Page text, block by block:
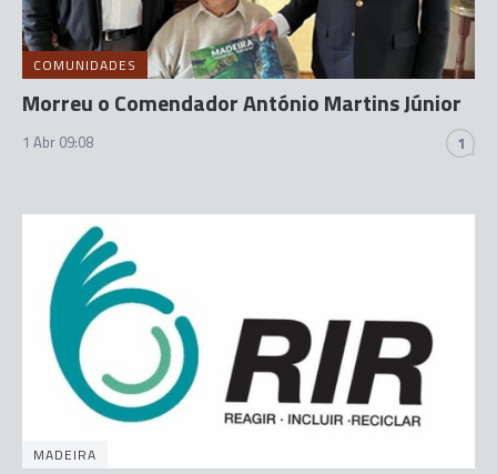
COMUNIDADES
Morreu o Comendador António Martins Júnior
1 Abr 09:08 1
MADEIRA